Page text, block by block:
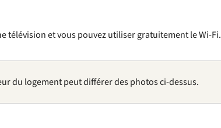
télévision et vous pouvez utiliser gratuitement le Wi-Fi.
du logement peut différer des photos ci-dessus.